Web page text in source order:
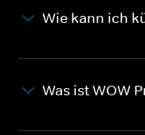
Wie kann ich
Was ist WOW